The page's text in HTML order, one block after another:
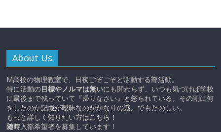
About Us
M高校の物理教室で、日夜ごぞごぞと活動する部活動。
特に活動の目標やノルマは無いにも関わらず、いつも気づけば学校
に最後まで残っていて『帰りなさい』と怒られている。その割に何
をしたのか記憶が曖昧なのがかなりの謎。でもたのしい。
もっと詳しく知りたい方はこちら！
随時入部希望者を募集しています！